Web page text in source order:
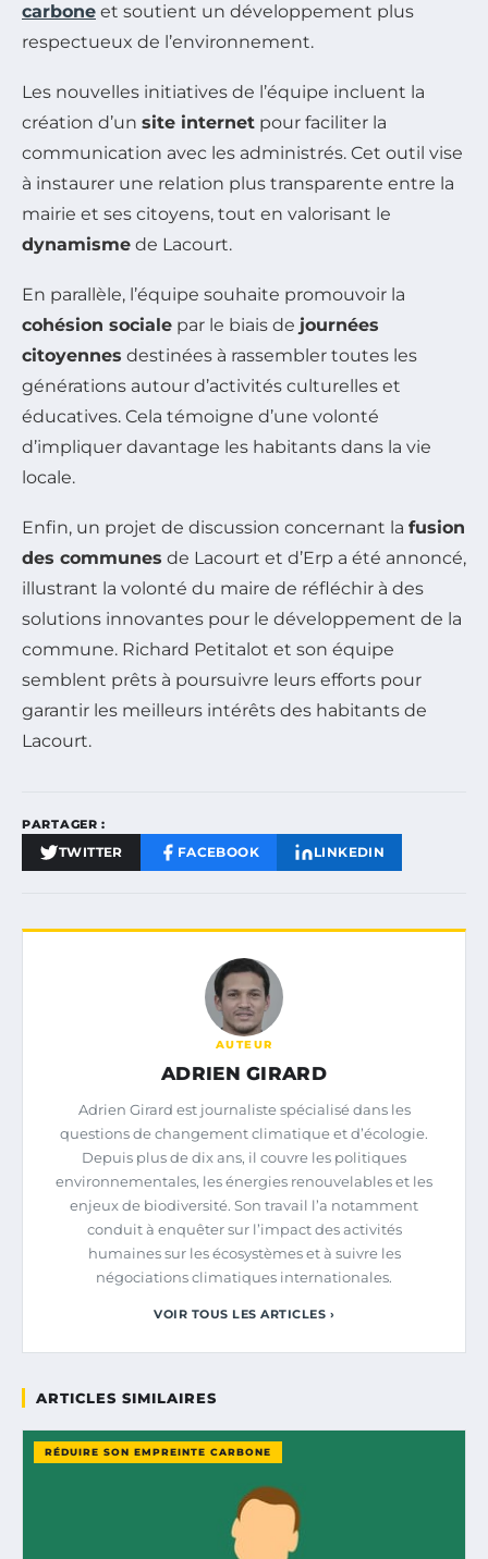
carbone et soutient un développement plus
respectueux de l’environnement.
Les nouvelles initiatives de l’équipe incluent la
création d’un site internet pour faciliter la
communication avec les administrés. Cet outil vise
à instaurer une relation plus transparente entre la
mairie et ses citoyens, tout en valorisant le
dynamisme de Lacourt.
En parallèle, l’équipe souhaite promouvoir la
cohésion sociale par le biais de journées
citoyennes destinées à rassembler toutes les
générations autour d’activités culturelles et
éducatives. Cela témoigne d’une volonté
d’impliquer davantage les habitants dans la vie
locale.
Enfin, un projet de discussion concernant la fusion
des communes de Lacourt et d’Erp a été annoncé,
illustrant la volonté du maire de réfléchir à des
solutions innovantes pour le développement de la
commune. Richard Petitalot et son équipe
semblent prêts à poursuivre leurs efforts pour
garantir les meilleurs intérêts des habitants de
Lacourt.
PARTAGER :
TWITTER FACEBOOK LINKEDIN
AUTEUR
ADRIEN GIRARD
Adrien Girard est journaliste spécialisé dans les
questions de changement climatique et d’écologie.
Depuis plus de dix ans, il couvre les politiques
environnementales, les énergies renouvelables et les
enjeux de biodiversité. Son travail l’a notamment
conduit à enquêter sur l’impact des activités
humaines sur les écosystèmes et à suivre les
négociations climatiques internationales.
VOIR TOUS LES ARTICLES ›
ARTICLES SIMILAIRES
RÉDUIRE SON EMPREINTE CARBONE